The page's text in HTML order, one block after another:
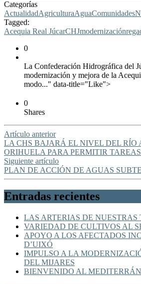
Categorías
ActualidadAgriculturaAguaComunidades
Tagged:
Acequia Real JúcarCHJmodernización
0
La Confederación Hidrográfica del
modernización y mejora de la
modo..." data-title="Like">
0
Shares
Artículo anterior
LA CHS BAJARÁ EL NIVEL DEL RÍO
ORIHUELA PARA PERMITIR
Siguiente artículo
PLAN DE ACCIÓN DE AGUAS
Entradas recientes
LAS ARTERIAS DE NUESTRAS
VARIEDAD DE CULTIVOS AL
APOYO A LOS AFECTADOS
D’UIXÓ
IMPULSO A LA
DEL MIJARES
BIENVENIDO AL